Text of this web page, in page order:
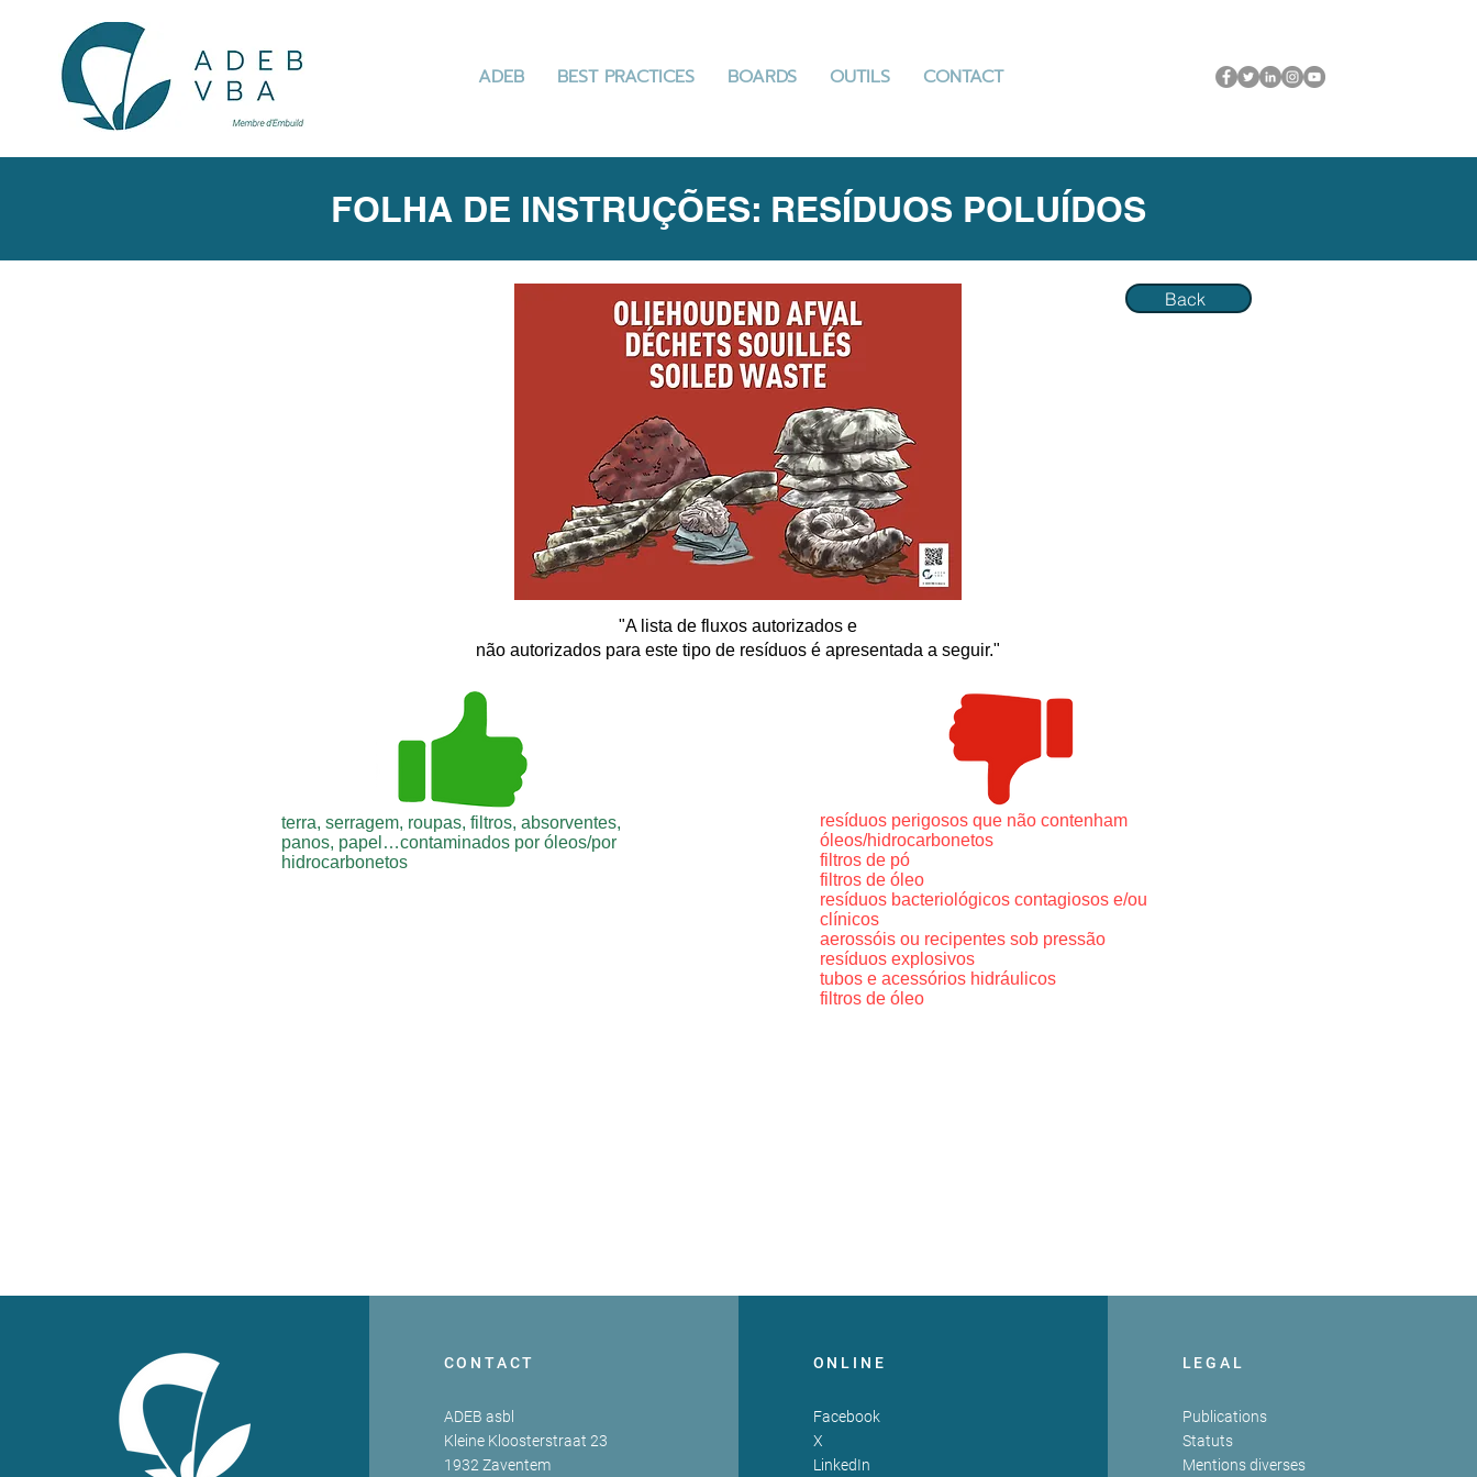
ADEB BEST PRACTICES BOARDS OUTILS CONTACT
FOLHA DE INSTRUÇÕES: RESÍDUOS POLUÍDOS
Back
"A lista de fluxos autorizados e
não autorizados para este tipo de resíduos é apresentada a seguir."
terra, serragem, roupas, filtros, absorventes,
panos, papel…contaminados por óleos/por
hidrocarbonetos
resíduos perigosos que não contenham
óleos/hidrocarbonetos
filtros de pó
filtros de óleo
resíduos bacteriológicos contagiosos e/ou
clínicos
aerossóis ou recipentes sob pressão
resíduos explosivos
tubos e acessórios hidráulicos
filtros de óleo
CONTACT
ADEB asbl
Kleine Kloosterstraat 23
1932 Zaventem
ONLINE
Facebook
X
LinkedIn
LEGAL
Publications
Statuts
Mentions diverses